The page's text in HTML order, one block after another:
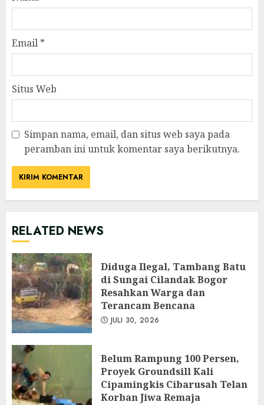
Email *
Situs Web
Simpan nama, email, dan situs web saya pada
peramban ini untuk komentar saya berikutnya.
RELATED NEWS
Diduga Ilegal, Tambang Batu
di Sungai Cilandak Bogor
Resahkan Warga dan
Terancam Bencana
JULI 30, 2026
Belum Rampung 100 Persen,
Proyek Groundsill Kali
Cipamingkis Cibarusah Telan
Korban Jiwa Remaja